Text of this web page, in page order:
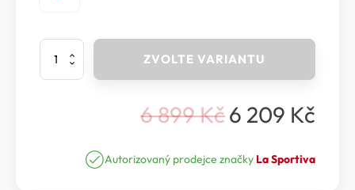
Sportiva
-
ZVOLTE VARIANTU
6 899Kč
Původní
byla:
6 209 Kč
Aktuální
je:
Autorizovaný prodejce značky La Sportiva